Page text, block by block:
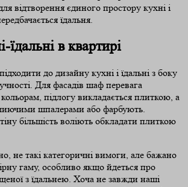
відтворення єдиного простору кухні і
їдальня.
їдальні в квартирі
до дизайну кухні і їдальні з боку
Для фасадів шаф перевага
підлогу викладається плиткою, а
шпалерами або фарбують.
більшість воліють обкладати плиткою
не такі категоричні вимоги, але бажано
гаму, особливо якщо йдеться про
з їдальнею. Хоча не завжди наші